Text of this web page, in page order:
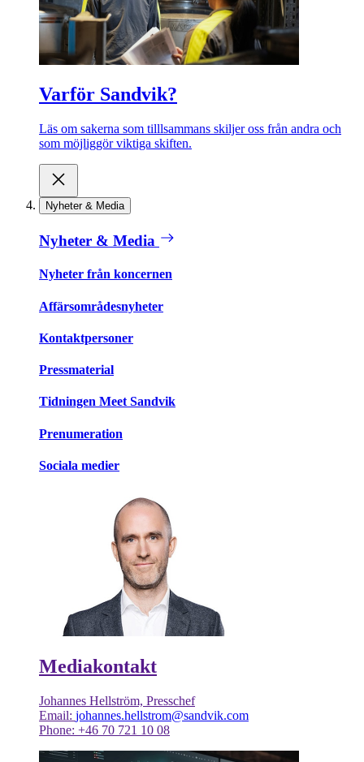
Varför Sandvik?
Läs om sakerna som tilllsammans skiljer oss från andra och
som möjliggör viktiga skiften.
Nyheter & Media
Nyheter & Media
Nyheter från koncernen
Affärsområdesnyheter
Kontaktpersoner
Pressmaterial
Tidningen Meet Sandvik
Prenumeration
Sociala medier
Mediakontakt
Johannes Hellström, Presschef
Email: johannes.hellstrom@sandvik.com
Phone: +46 70 721 10 08